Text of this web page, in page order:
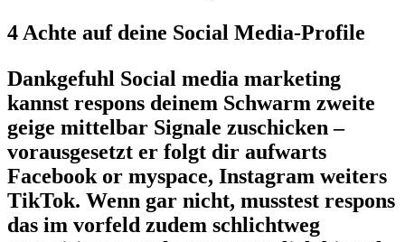
4 Achte auf deine Social Media-Profile
Dankgefuhl Social media marketing
kannst respons deinem Schwarm zweite
geige mittelbar Signale zuschicken –
vorausgesetzt er folgt dir aufwarts
Facebook or myspace, Instagram weiters
TikTok. Wenn gar nicht, musstest respons
das im vorfeld zudem schlichtweg